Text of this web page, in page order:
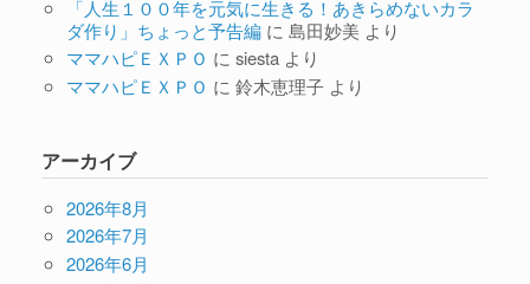
「人生１００年を元気に生きる！あきらめないカラ
ダ作り」ちょっと予告編に 島田妙美 より
ママハピＥＸＰＯ に siestaより
ママハピＥＸＰＯ に 鈴木恵理子より
アーカイブ
2026年8月
2026年7月
2026年6月